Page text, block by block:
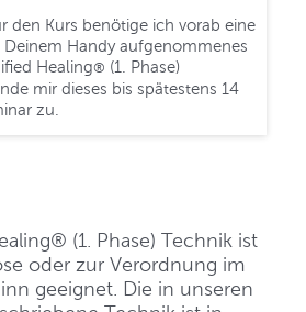
den Kurs benötige ich vorab eine
Handy aufgenommenes
Healing® (1. Phase)
mir dieses bis spätestens 14
zu.
(1. Phase) Technik ist
oder zur Verordnung im
geeignet. Die in unseren